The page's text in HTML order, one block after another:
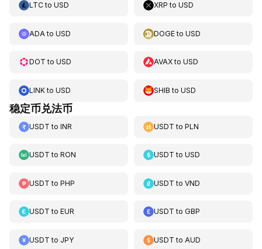
LTCto USD XRP toUSD
ADA to USD DOGEtoUSD
DOT to USD AVAXtoUSD
LINKto USD SHIB toUSD
稳定币兑法币
USDT to INR USDT toPLN
USDT to RON USDT toUSD
USDT to PHP USDT toVND
USDT to EUR USDT toGBP
USDT to JPY USDT to AUD